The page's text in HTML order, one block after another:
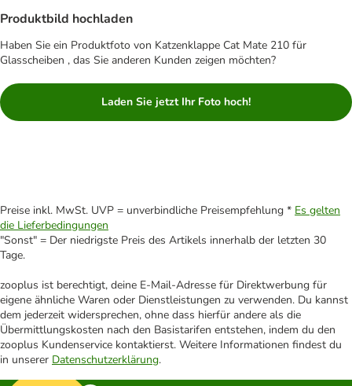
Produktbild hochladen
Haben Sie ein Produktfoto von Katzenklappe Cat Mate 210 für
Glasscheiben , das Sie anderen Kunden zeigen möchten?
Laden Sie jetzt Ihr Foto hoch!
Preise inkl. MwSt. UVP = unverbindliche Preisempfehlung * Es gelten
die Lieferbedingungen
"Sonst" = Der niedrigste Preis des Artikels innerhalb der letzten 30
Tage.
zooplus ist berechtigt, deine E-Mail-Adresse für Direktwerbung für
eigene ähnliche Waren oder Dienstleistungen zu verwenden. Du kannst
dem jederzeit widersprechen, ohne dass hierfür andere als die
Übermittlungskosten nach den Basistarifen entstehen, indem du den
zooplus Kundenservice kontaktierst. Weitere Informationen findest du
in unserer Datenschutzerklärung.